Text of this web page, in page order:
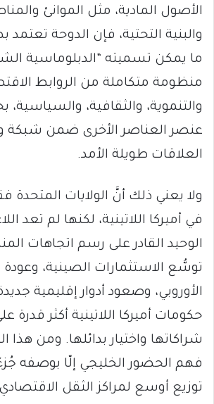
الأصول المادية، مثل الموانئ
والبنية التحتية، فإن الدوحة تعتمد
ما يمكن تسميته “الدبلوماسية
منظومة متكاملة من الروابط
والتنموية، والثقافية، والسياسية،
عنصر العناصر الأخرى ضمن شبكة
العلاقات طويلة الأمد.
ولا يعني ذلك أنَّ الولايات
في أميركا اللاتينية، لكنها لم تعد
الوحيد القادر على رسم اتجاهات
توسُّع الاستثمارات الصينية، وعودة
الأوروبي، وصعود أدوار إقليمية
حكومات أميركا اللاتينية أكثر قدرة
شراكاتها واختيار بدائلها. ومن هذا
فهم الحضور الخليجي إلّا بوصفه
توزيع أوسع لمراكز الثقل